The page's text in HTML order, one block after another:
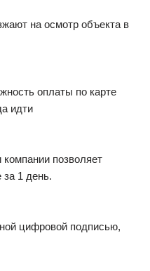
на осмотр объекта в
оплаты по карте
идти
позволяет
за 1 день.
цифровой подписью,